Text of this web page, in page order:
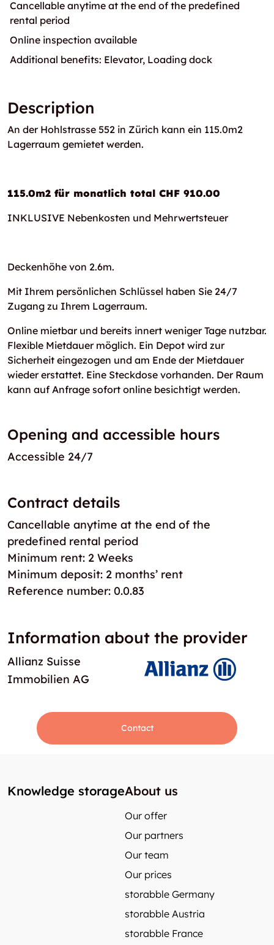
Cancellable anytime at the end of the predefined
rental period
Online inspection available
Additional benefits: Elevator, Loading dock
Description
An der Hohlstrasse 552 in Zürich kann ein 115.0m2
Lagerraum gemietet werden.
115.0m2 für monatlich total CHF 910.00
INKLUSIVE Nebenkosten und Mehrwertsteuer
Deckenhöhe von 2.6m.
Mit Ihrem persönlichen Schlüssel haben Sie 24/7
Zugang zu Ihrem Lagerraum.
Online mietbar und bereits innert weniger Tage nutzbar.
Flexible Mietdauer möglich. Ein Depot wird zur
Sicherheit eingezogen und am Ende der Mietdauer
wieder erstattet. Eine Steckdose vorhanden. Der Raum
kann auf Anfrage sofort online besichtigt werden.
Opening and accessible hours
Accessible 24/7
Contract details
Cancellable anytime at the end of the
predefined rental period
Minimum rent: 2 Weeks
Minimum deposit: 2 months’ rent
Reference number: 0.0.83
Information about the provider
Allianz Suisse
Immobilien AG
Contact
Knowledge storageAbout us
Our offer
Our partners
Our team
Our prices
storabble Germany
storabble Austria
storabble France